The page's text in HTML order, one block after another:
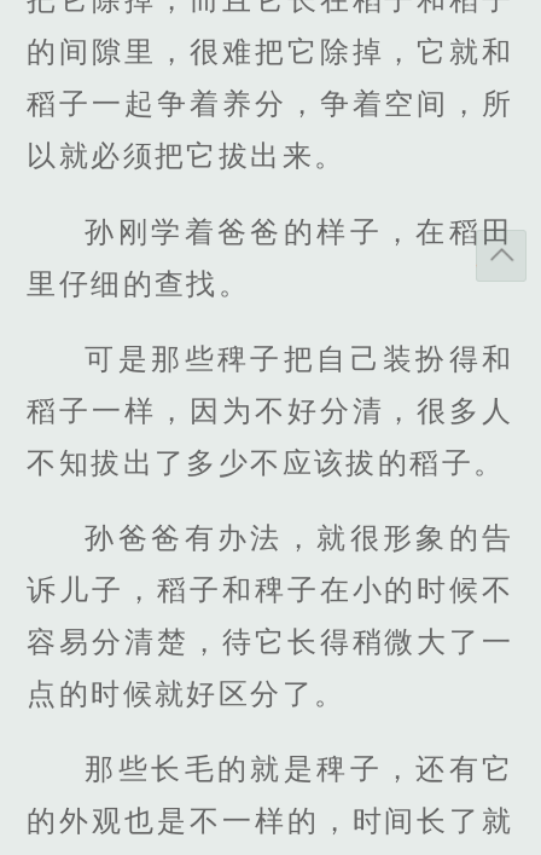
的间隙里，很难把它除掉，它就和
稻子一起争着养分，争着空间，所
以就必须把它拔出来。
孙刚学着爸爸的样子，在稻田
里仔细的查找。
可是那些稗子把自己装扮得和
稻子一样，因为不好分清，很多人
不知拔出了多少不应该拔的稻子。
孙爸爸有办法，就很形象的告
诉儿子，稻子和稗子在小的时候不
容易分清楚，待它长得稍微大了一
点的时候就好区分了。
那些长毛的就是稗子，还有它
的外观也是不一样的，时间长了就